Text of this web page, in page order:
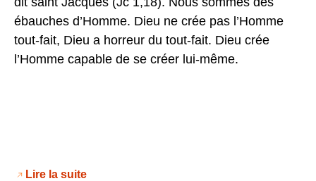
ébauches d’Homme. Dieu ne crée pas l’Homme
tout-fait, Dieu a horreur du tout-fait. Dieu crée
l’Homme capable de se créer lui-même.
Lire la suite